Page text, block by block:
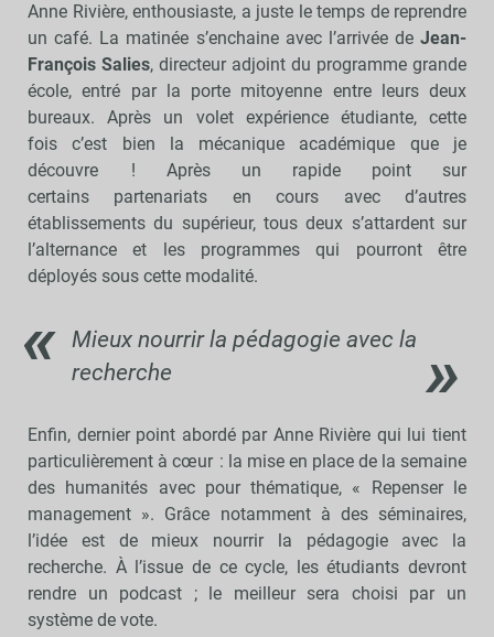
Anne Rivière, enthousiaste, a juste le temps de reprendre
un café. La matinée s’enchaine avec l’arrivée de Jean-
François Salies, directeur adjoint du programme grande
école, entré par la porte mitoyenne entre leurs deux
bureaux. Après un volet expérience étudiante, cette
fois c’est bien la mécanique académique que je
découvre ! Après un rapide point sur
certains partenariats en cours avec d’autres
établissements du supérieur, tous deux s’attardent sur
l’alternance et les programmes qui pourront être
déployés sous cette modalité.
Mieux nourrir la pédagogie avec la
recherche
Enfin, dernier point abordé par Anne Rivière qui lui tient
particulièrement à cœur : la mise en place de la semaine
des humanités avec pour thématique, « Repenser le
management ». Grâce notamment à des séminaires,
l’idée est de mieux nourrir la pédagogie avec la
recherche. À l’issue de ce cycle, les étudiants devront
rendre un podcast ; le meilleur sera choisi par un
système de vote.